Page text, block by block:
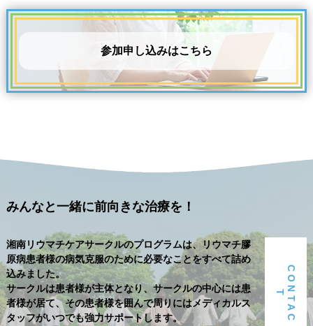
参加申し込みはこちら
みんなと一緒に前向きな治療を！
湘南リウマチケアサークルのプログラムは、リウマチ膠
原病患者様の病気克服のために必要なことをすべて詰め
込みました。
サークルは患者様が主体となり、サークルの中心には患
者様が居て、その患者様を囲んで周りにはメディカルス
タッフがいつでも強力サポートします。
C
O
N
T
A
C
T